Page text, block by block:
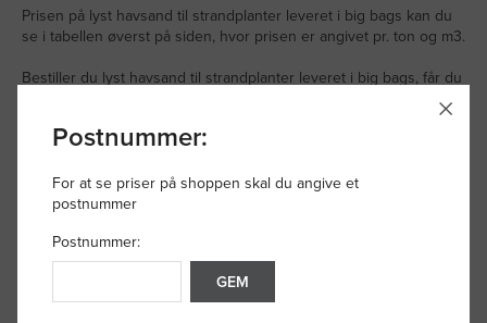
Prisen på lyst havsand til strandplanter leveret i big bags kan du
se i tabellen øverst på siden, hvor prisen er angivet pr. ton og m3.
Bestiller du lyst havsand til strandplanter leveret i big bags, får du
en række fordele som præcis og nem placering med vores 10-
håndtering samt mindre støv fra sandet.
Kontakt os om lyst havsand til strandplanter
på lyst havsand til strandplanter, kan du kontakte vores
Postnummer:
For at se priser på shoppen skal du angive et
postnummer
Postnummer:
GEM